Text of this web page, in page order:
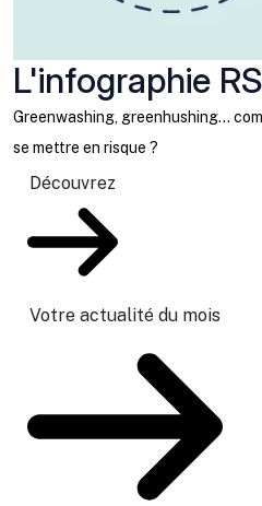
L'infographie
Greenwashing, greenhushing…
se mettre en risque ?
Découvrez
Votre actualité du mois